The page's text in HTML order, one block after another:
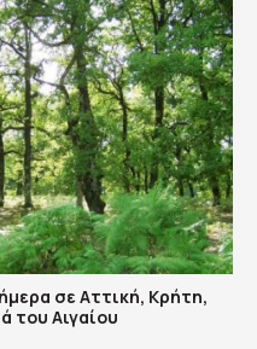
σε Αττική, Κρήτη,
του Αιγαίου